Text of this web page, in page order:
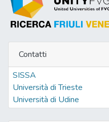
Contatti
SISSA
Università di Trieste
Università di Udine